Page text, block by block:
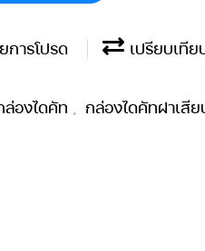
การโปรด เปรียบเทีย
ล่องไดคัท , กล่องไดคัทฝาเสีย